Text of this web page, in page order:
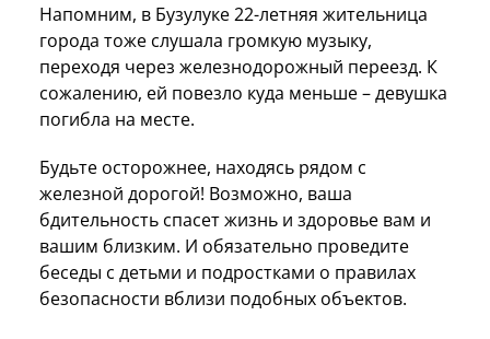
Напомним, в Бузулуке 22-летняя жительница
города тоже слушала громкую музыку,
переходя через железнодорожный переезд. К
сожалению, ей повезло куда меньше – девушка
погибла на месте.
Будьте осторожнее, находясь рядом с
железной дорогой! Возможно, ваша
бдительность спасет жизнь и здоровье вам и
вашим близким. И обязательно проведите
беседы с детьми и подростками о правилах
безопасности вблизи подобных объектов.